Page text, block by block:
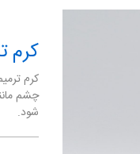
کرم
کرم
چشم
شود.